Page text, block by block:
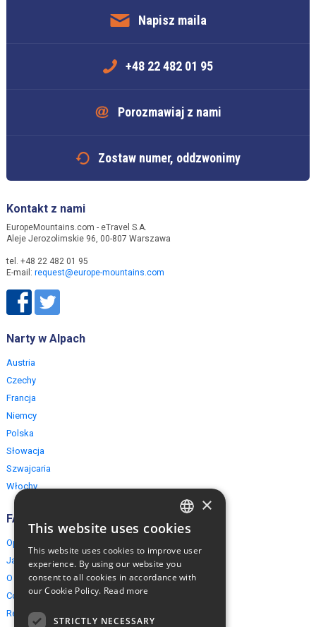
Napisz maila
+48 22 482 01 95
Porozmawiaj z nami
Zostaw numer, oddzwonimy
Kontakt z nami
EuropeMountains.com - eTravel S.A.
Aleje Jerozolimskie 96, 00-807 Warszawa
tel. +48 22 482 01 95
E-mail: request@europe-mountains.com
Narty w Alpach
Austria
Czechy
Francja
Niemcy
Polska
Słowacja
Szwajcaria
Włochy
FAQ
Opinie naszych klientów
Jak rezerwować?
O EuropeMountains.com
Cookies, Prywatność, Bezpieczeństwo
Regulamin
ENGLISH
×
This website uses cookies
This website uses cookies to improve user
experience. By using our website you
consent to all cookies in accordance with
our Cookie Policy. Read more
STRICTLY NECESSARY